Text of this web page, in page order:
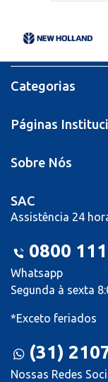
Categorias
Páginas
Sobre Nós
SAC
Assistência 24
0800
Whatsapp
Segunda à sexta
*Exceto feriados
(31)
Nossas Redes